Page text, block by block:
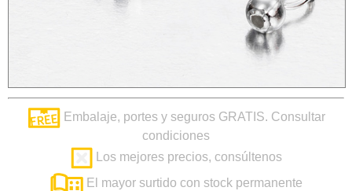
Embalaje, portes y seguros GRATIS. Consultar
condiciones
Los mejores precios, consúltenos
El mayor surtido con stock permanente